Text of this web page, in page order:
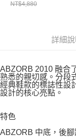
NT$4,880
詳細說
ABZORB 2010 融合
熟悉的親切感。分段
經典鞋款的標誌性設
設計的核心亮點。
特色
ABZORB 中底，後